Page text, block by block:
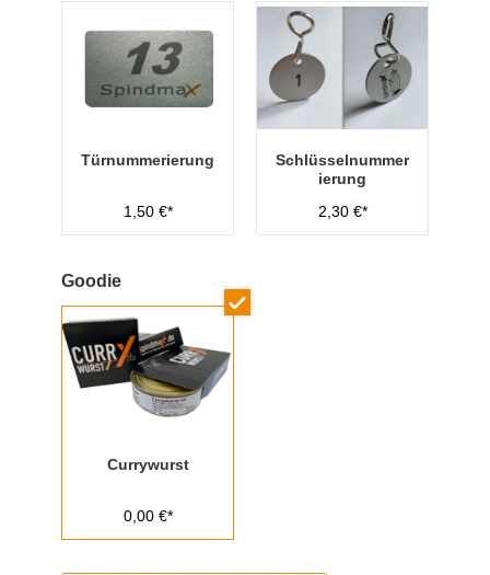
Türnummerierung
1,50 €*
Schlüsselnummer
ierung
2,30 €*
Goodie
Currywurst
0,00 €*